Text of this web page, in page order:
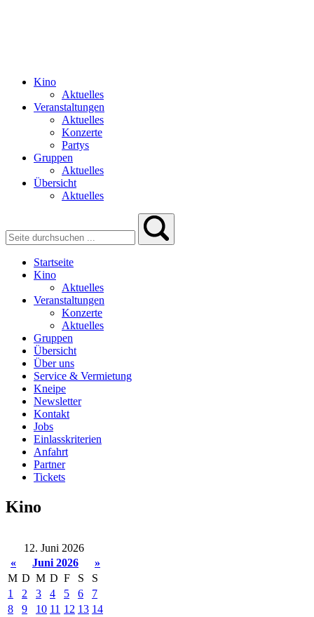
Kino
Aktuelles
Veranstaltungen
Aktuelles
Konzerte
Partys
Gruppen
Aktuelles
Übersicht
Aktuelles
Startseite
Kino
Aktuelles
Veranstaltungen
Konzerte
Aktuelles
Gruppen
Übersicht
Über uns
Service & Vermietung
Kneipe
Newsletter
Kontakt
Jobs
Einlasskriterien
Anfahrt
Partner
Tickets
Kino
12. Juni 2026
«
Juni 2026
»
M D M D F S
S
1
2 3 4 5 6
7
8
9 10 11 12 13 14